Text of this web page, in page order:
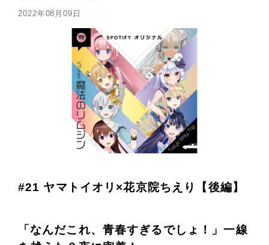
2022年08月09日
#21 ヤマトイオリ×花京院ちえり【後編】
「なんだこれ、青春すぎるでしょ！」一線